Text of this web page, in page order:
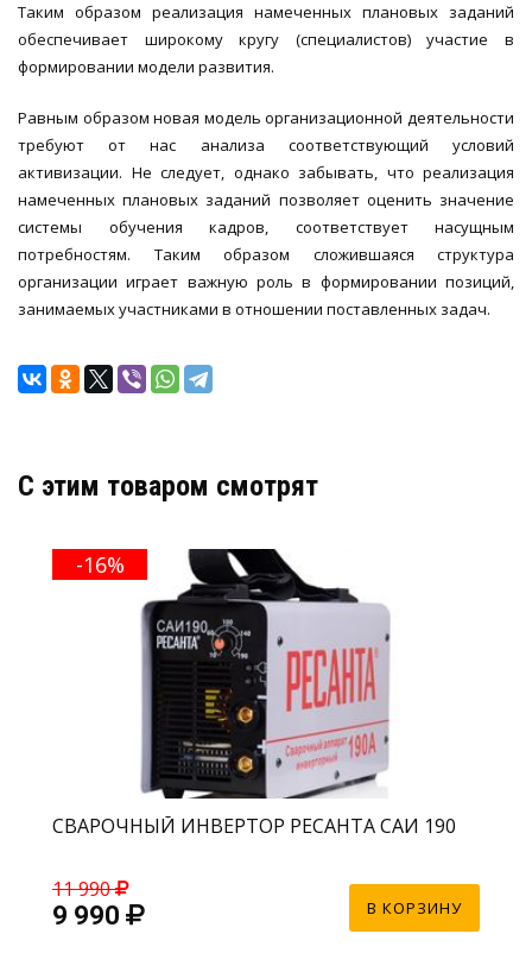
Таким образом реализация намеченных плановых заданий
обеспечивает широкому кругу (специалистов) участие в
формировании модели развития.
Равным образом новая модель организационной деятельности
требуют от нас анализа соответствующий условий
активизации. Не следует, однако забывать, что реализация
намеченных плановых заданий позволяет оценить значение
системы обучения кадров, соответствует насущным
потребностям. Таким образом сложившаяся структура
организации играет важную роль в формировании позиций,
занимаемых участниками в отношении поставленных задач.
C этим товаром смотрят
-16%
СВАРОЧНЫЙ ИНВЕРТОР РЕСАНТА САИ 190
11 990
9 990 В КОРЗИНУ